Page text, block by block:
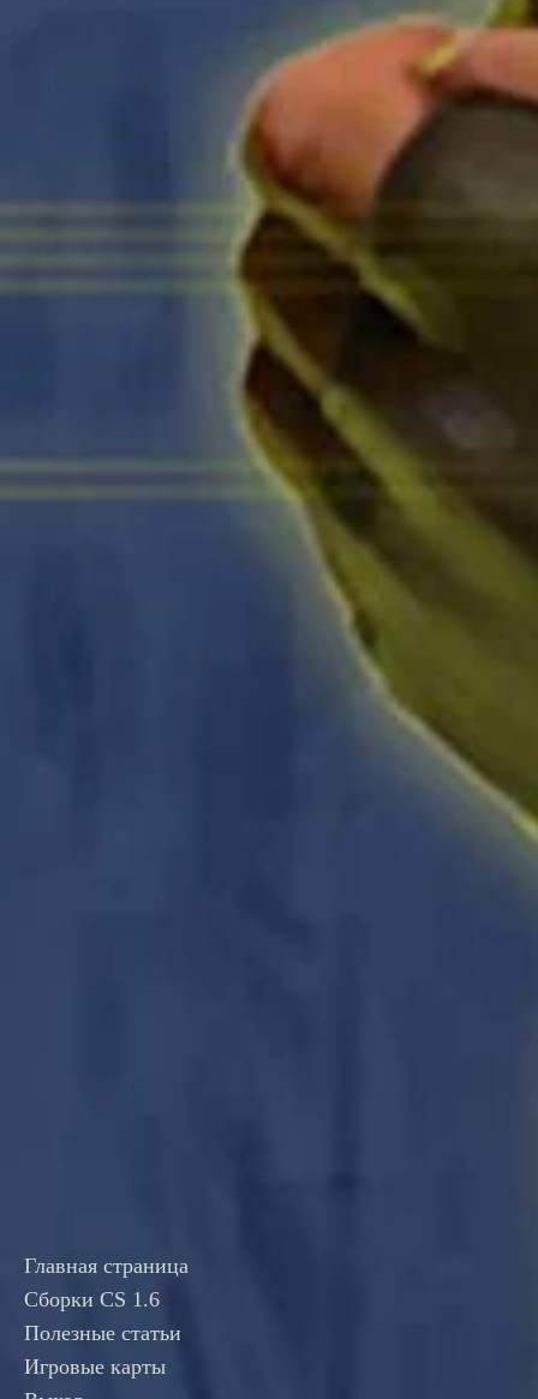
Главная страница
Сборки CS 1.6
Полезные статьи
Игровые карты